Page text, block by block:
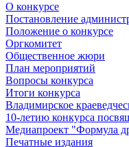
О конкурсе
Постановление
Положение о конкурсе
Оргкомитет
Общественное жюри
План мероприятий
Вопросы конкурса
Итоги конкурса
Владимирское
10-летию конкурса
Медиапроект "Формула
Печатные издания